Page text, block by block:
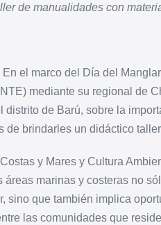
de manualidades con
En el marco del Día del
mediante su regional de
de Barú, sobre la
de brindarles un didáctico
y Mares y Cultura
marinas y costeras no
sino que también implica
las comunidades que